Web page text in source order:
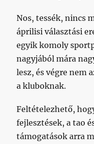
Nos, tessék, nincs
áprilisi választási
egyik komoly
nagyjából mára
lesz, és végre nem
a kluboknak.
Feltételezhető,
fejlesztések, a tao
támogatások arra